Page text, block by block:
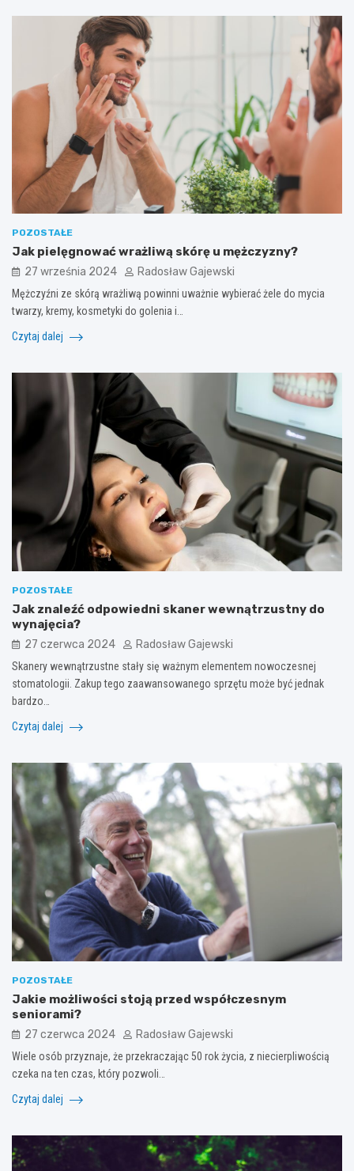
POZOSTAŁE
Jak pielęgnować wrażliwą skórę u mężczyzny?
27 września 2024 Radosław Gajewski
Mężczyźni ze skórą wrażliwą powinni uważnie wybierać żele do mycia
twarzy, kremy, kosmetyki do golenia i…
Czytaj dalej
POZOSTAŁE
Jak znaleźć odpowiedni skaner wewnątrzustny do
wynajęcia?
27 czerwca 2024 Radosław Gajewski
Skanery wewnątrzustne stały się ważnym elementem nowoczesnej
stomatologii. Zakup tego zaawansowanego sprzętu może być jednak
bardzo…
Czytaj dalej
POZOSTAŁE
Jakie możliwości stoją przed współczesnym
seniorami?
27 czerwca 2024 Radosław Gajewski
Wiele osób przyznaje, że przekraczając 50 rok życia, z niecierpliwością
czeka na ten czas, który pozwoli…
Czytaj dalej